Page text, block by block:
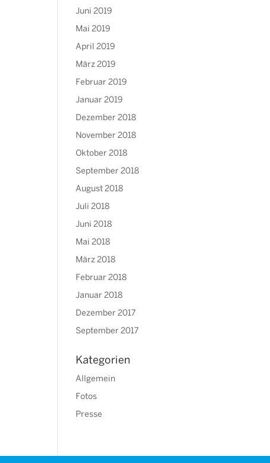
Juni 2019
Mai 2019
April 2019
März 2019
Februar 2019
Januar 2019
Dezember 2018
November 2018
Oktober 2018
September 2018
August 2018
Juli 2018
Juni 2018
Mai 2018
März 2018
Februar 2018
Januar 2018
Dezember 2017
September 2017
Kategorien
Allgemein
Fotos
Presse